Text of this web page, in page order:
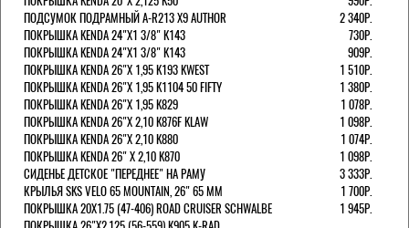
ПОДСУМОК ПОДРАМНЫЙ A-R213 X9 AUTHOR
2 340Р.
ПОКРЫШКА KENDA 24"Х1 3/8" K143
730Р.
ПОКРЫШКА KENDA 24"Х1 3/8" K143
909Р.
ПОКРЫШКА KENDA 26"Х 1,95 K193 KWEST
1 510Р.
ПОКРЫШКА KENDA 26"Х 1,95 K1104 50 FIFTY
1 380Р.
ПОКРЫШКА KENDA 26"Х 1,95 K829
1 078Р.
ПОКРЫШКА KENDA 26"Х 2,10 K876F KLAW
1 098Р.
ПОКРЫШКА KENDA 26"Х 2,10 K880
1 074Р.
ПОКРЫШКА KENDA 26" Х 2,10 K870
1 098Р.
СИДЕНЬЕ ДЕТСКОЕ "ПЕРЕДНЕЕ" НА РАМУ
3 333Р.
КРЫЛЬЯ SKS VELO 65 MOUNTAIN, 26" 65 ММ
1 700Р.
ПОКРЫШКА 20X1.75 (47-406) ROAD CRUISER SCHWALBE
1 945Р.